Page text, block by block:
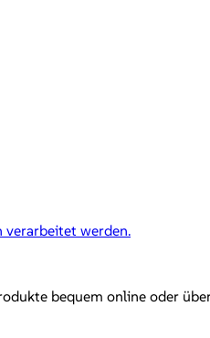
verarbeitet werden.
bequem online oder